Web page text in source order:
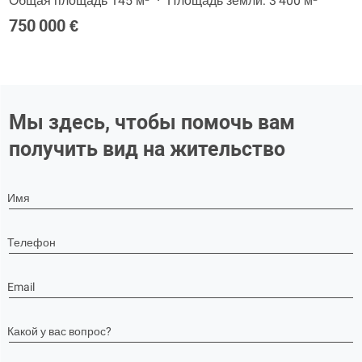
750 000 €
Мы здесь, чтобы помочь вам
получить вид на жительство
Имя
Телефон
Email
Какой у вас вопрос?